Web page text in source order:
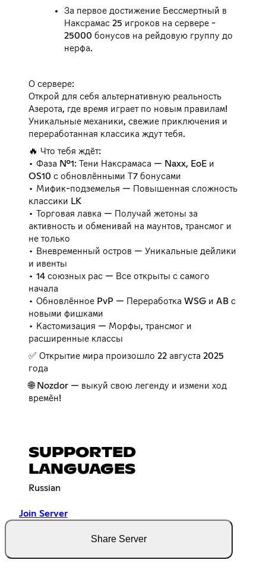
За первое достижение Бессмертный в
Наксрамас 25 игроков на сервере -
25000 бонусов на рейдовую группу до
нерфа.
О сервере:
Открой для себя альтернативную реальность
Азерота, где время играет по новым правилам!
Уникальные механики, свежие приключения и
переработанная классика ждут тебя.
🔥 Что тебя ждёт:
• Фаза №1: Тени Наксрамаса — Naxx, EoE и
OS10 с обновлёнными Т7 бонусами
• Мифик-подземелья — Повышенная сложность
классики LK
• Торговая лавка — Получай жетоны за
активность и обменивай на маунтов, трансмог и
не только
• Вневременный остров — Уникальные дейлики
и ивенты
• 14 союзных рас — Все открыты с самого
начала
• Обновлённое PvP — Переработка WSG и AB с
новыми фишками
• Кастомизация — Морфы, трансмог и
расширенные классы
✅ Открытие мира произошло 22 августа 2025
года
🌐 Nozdor — выкуй свою легенду и измени ход
времён!
SUPPORTED
LANGUAGES
Russian
Join Server
Share Server